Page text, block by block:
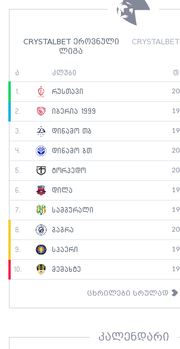
CRYSTALBET ეროვნული
ლიგა
ა კლუბი თ
1. რუსთავი 20
2. იბერია 1999 19
3. დინამო თბ 19
4. დინამო ბთ 20
5. ტორპედო 20
6. დილა 19
7. სამგურალი 19
8. გაგრა 20
9. სპაერი 19
10. მეშახტე 19
ცხრილები სრულად
კალენდარი